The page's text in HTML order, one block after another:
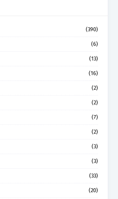
(390)
(6)
(13)
(16)
(2)
(2)
(7)
(2)
(3)
(3)
(33)
(20)